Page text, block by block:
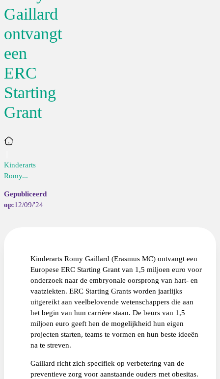
Gaillard
ontvangt
een
ERC
Starting
Grant
Home
Kinderarts
Romy...
12/09/'24
Kinderarts Romy Gaillard (Erasmus MC) ontvangt een
Europese ERC Starting Grant van 1,5 miljoen euro voor
onderzoek naar de embryonale oorsprong van hart- en
vaatziekten. ERC Starting Grants worden jaarlijks
uitgereikt aan veelbelovende wetenschappers die aan
het begin van hun carrière staan. De beurs van 1,5
miljoen euro geeft hen de mogelijkheid hun eigen
projecten starten, teams te vormen en hun beste ideeën
na te streven.
Gaillard richt zich specifiek op verbetering van de
preventieve zorg voor aanstaande ouders met obesitas.